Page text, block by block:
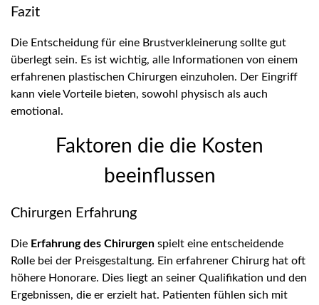
Fazit
Die Entscheidung für eine Brustverkleinerung sollte gut
überlegt sein. Es ist wichtig, alle Informationen von einem
erfahrenen plastischen Chirurgen einzuholen. Der Eingriff
kann viele Vorteile bieten, sowohl physisch als auch
emotional.
Faktoren die die Kosten
beeinflussen
Chirurgen Erfahrung
Die Erfahrung des Chirurgen spielt eine entscheidende
Rolle bei der Preisgestaltung. Ein erfahrener Chirurg hat oft
höhere Honorare. Dies liegt an seiner Qualifikation und den
Ergebnissen, die er erzielt hat. Patienten fühlen sich mit